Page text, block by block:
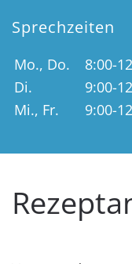
Sprechzeiten
Mo., Do.
8:00-
Di.
9:00-
Mi., Fr.
9:00-